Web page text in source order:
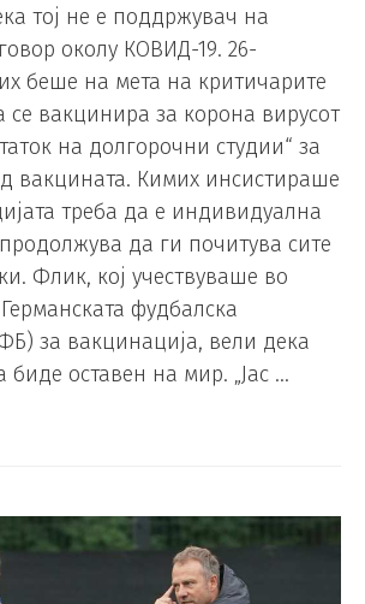
тој не е поддржувач на
околу КОВИД-19. 26-
беше на мета на критичарите
се вакцинира за корона вирусот
на долгорочни студии“ за
вакцината. Кимих инсистираше
треба да е индивидуална
да ги почитува сите
Флик, кој учествуваше во
фудбалска
за вакцинација, вели дека
биде оставен на мир. „Јас …